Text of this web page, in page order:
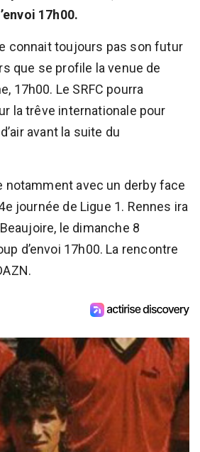
17h00.
connait toujours pas son futur
que se profile la venue de
17h00. Le SRFC pourra
la trêve internationale pour
avant la suite du
notamment avec un derby face
journée de Ligue 1. Rennes ira
le dimanche 8
d’envoi 17h00. La rencontre